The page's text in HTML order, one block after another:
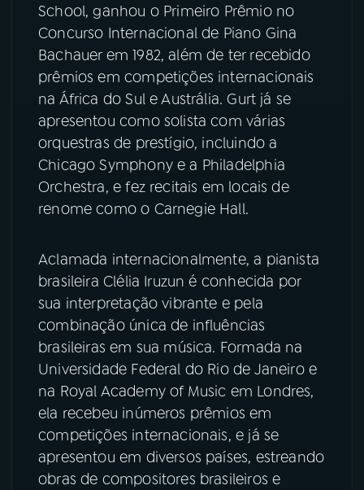
School, ganhou o Primeiro Prêmio no
Concurso Internacional de Piano Gina
Bachauer em 1982, além de ter recebido
prêmios em competições internacionais
na África do Sul e Austrália. Gurt já se
apresentou como solista com várias
orquestras de prestígio, incluindo a
Chicago Symphony e a Philadelphia
Orchestra, e fez recitais em locais de
renome como o Carnegie Hall.
Aclamada internacionalmente, a pianista
brasileira Clélia Iruzun é conhecida por
sua interpretação vibrante e pela
combinação única de influências
brasileiras em sua música. Formada na
Universidade Federal do Rio de Janeiro e
na Royal Academy of Music em Londres,
ela recebeu inúmeros prêmios em
competições internacionais, e já se
apresentou em diversos países, estreando
obras de compositores brasileiros e